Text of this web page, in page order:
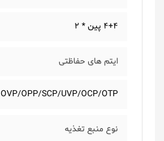
4+4 پین * 2
ایتم های حفاظتی
OVP/OPP/SCP/UVP/OCP/OTP
نوع منبع تغذیه